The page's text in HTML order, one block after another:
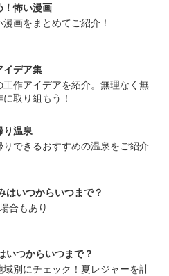
！怖い漫画
画をまとめてご紹介！
イデア集
作アイデアを紹介。無理なく無
取り組もう！
り温泉
できるおすすめの温泉をご紹介
はいつからいつまで？
合もあり
いつからいつまで？
別にチェック！夏レジャーを計